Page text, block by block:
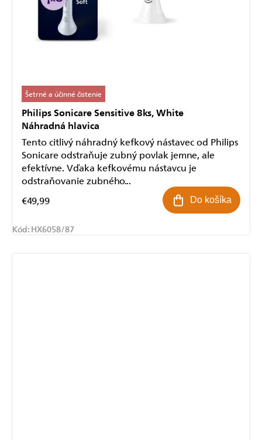
Šetrné a účinné čistenie
Philips Sonicare Sensitive 8ks, White
Náhradná hlavica
€49,99 Do košíka
Tento citlivý náhradný kefkový nástavec od Philips
Sonicare odstraňuje zubný povlak jemne, ale
efektívne. Vďaka kefkovému nástavcu je
odstraňovanie zubného...
Kód: HX6058/87